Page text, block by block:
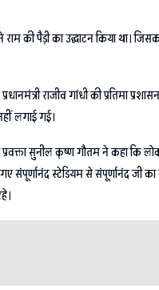
की पैड़ी का उद्घाटन किया था।
राजीव गांधी की प्रतिमा
लगाई गई।
सुनील कृष्ण गौतम ने कहा कि
गए संपूर्णानंद स्टेडियम से संपूर्णानंद